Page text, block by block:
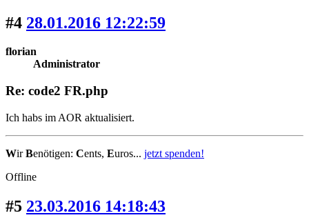
#4 28.01.2016 12:22:59
florian
Administrator
Re: code2 FR.php
Ich habs im AOR aktualisiert.
WirBenötigen: Cents, Euros... jetzt spenden!
Offline
#5 23.03.2016 14:18:43